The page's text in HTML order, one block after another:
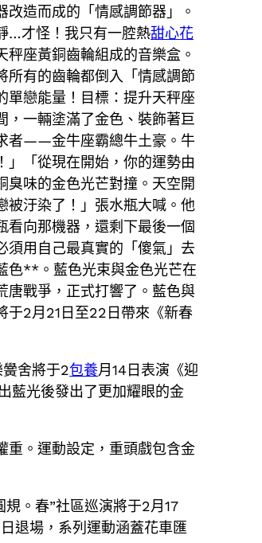
改造而成的「情感調節器」。
…才怪！我只有一腔熱甜心花
座黃銅齒輪組成的音樂盒。
所有的齒輪都倒入「情感調節
單戀能量！目標：提升天秤座
，一輛塗滿了金色、裝飾著巨
者——金牛座霸總牛土豪。牛
」「從現在開始，你的運勢由
臭味的金色光芒對撞。天空開
被汙染了！」張水瓶大喊。他
看向那機器，還剩下最後一個
須用自己最真實的「傻氣」去
色**。藍色光束與金色光芒在
唐戰爭，正式打響了。藍色與
于2月21日至22日帶來《新春
黌舍將于2包養月14日表演《迎
藍光後發出了更加耀眼的金
重。運動設定，重頭戲包含金
。春”社區巡演將于2月17
退場，系列運動涵蓋花車匯